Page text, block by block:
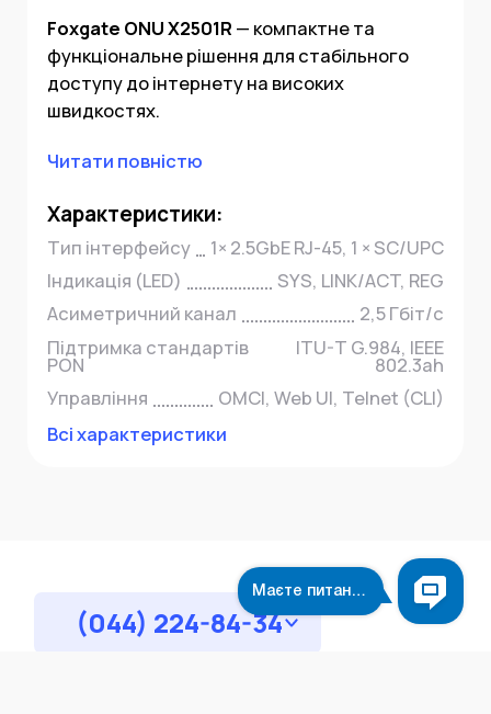
Foxgate ONU X2501R — компактне та
функціональне рішення для стабільного
доступу до інтернету на високих
швидкостях.
Читати повністю
Характеристики:
Тип інтерфейсу
1× 2.5GbE RJ-45, 1 × SC/UPC
Індикація (LED)
SYS, LINK/ACT, REG
Асиметричний канал
2,5 Гбіт/с
Підтримка стандартів
PON
ITU-T G.984, IEEE
802.3ah
Управління
OMCI, Web UI, Telnet (CLI)
Всі характеристики
(044) 224-84-34